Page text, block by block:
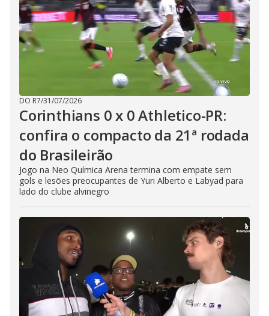
DO R7/31/07/2026
Corinthians 0 x 0 Athletico-PR:
confira o compacto da 21ª rodada
do Brasileirão
Jogo na Neo Química Arena termina com empate sem
gols e lesões preocupantes de Yuri Alberto e Labyad para
lado do clube alvinegro